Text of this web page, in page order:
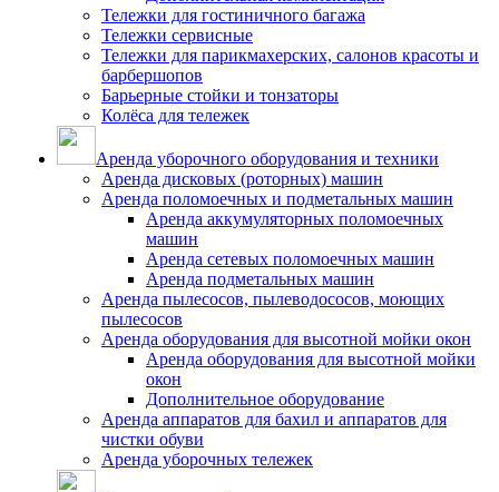
Тележки для гостиничного багажа
Тележки сервисные
Тележки для парикмахерских, салонов красоты и
барбершопов
Барьерные стойки и тонзаторы
Колёса для тележек
Аренда уборочного оборудования и техники
Аренда дисковых (роторных) машин
Аренда поломоечных и подметальных машин
Аренда аккумуляторных поломоечных
машин
Аренда сетевых поломоечных машин
Аренда подметальных машин
Аренда пылесосов, пылеводососов, моющих
пылесосов
Аренда оборудования для высотной мойки окон
Аренда оборудования для высотной мойки
окон
Дополнительное оборудование
Аренда аппаратов для бахил и аппаратов для
чистки обуви
Аренда уборочных тележек